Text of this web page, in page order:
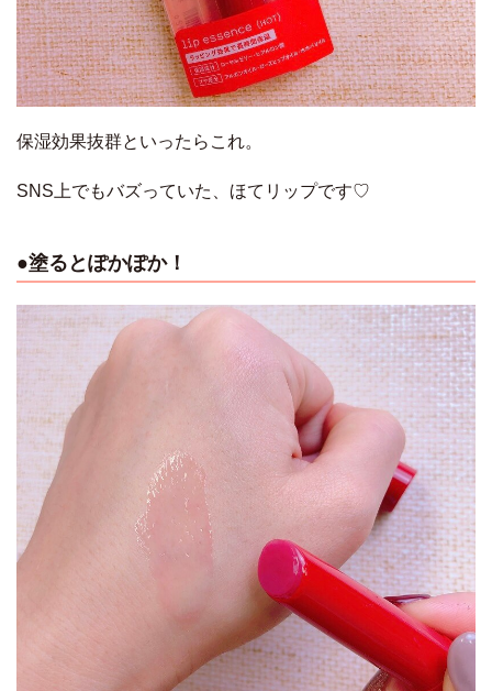
保湿効果抜群といったらこれ。
SNS上でもバズっていた、ほてリップです♡
●塗るとぽかぽか！